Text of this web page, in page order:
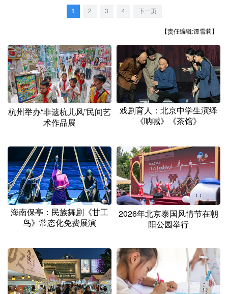
山东 河南 湖北 湖南
广东 广西 海南 重庆
四川 贵州 云南 西藏
陕西 甘肃 青海 宁夏
多语种频道
English Español Français عربى
Русский язык 日本語 한국어
1 2 3 4 下一页
【责任编辑:谭雪莉】
杭州举办“非遗杭儿风”民间艺
术作品展
戏剧育人：北京中学生演绎
《呐喊》《茶馆》
海南保亭：民族舞剧《甘工
鸟》常态化免费展演
2026年北京泰国风情节在朝
阳公园举行